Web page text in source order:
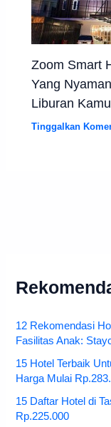
Zoom Smart
Yang
Liburan Kamu
Tinggalkan
12 Rekomendasi
Fasilitas Anak:
15 Hotel Terbaik
Harga Mulai
15 Daftar Hotel di
Rp.225.000